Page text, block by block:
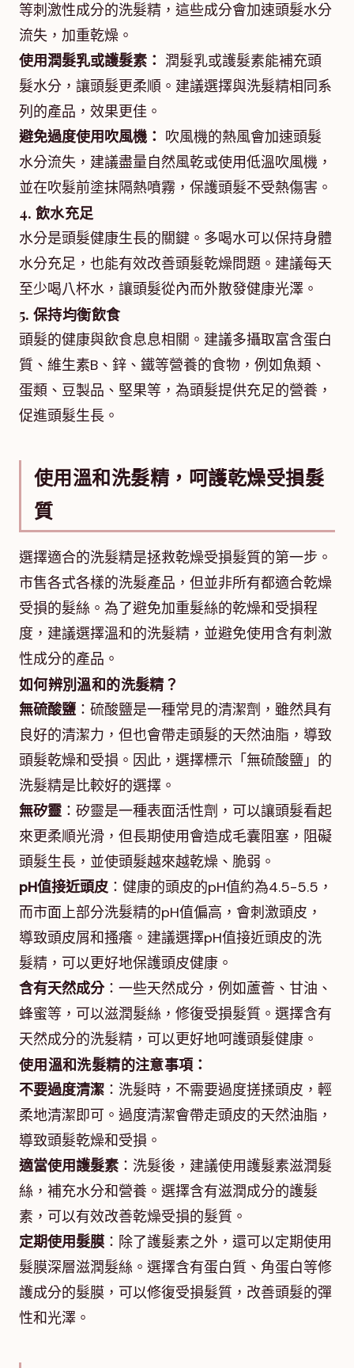
等刺激性成分的洗髮精，這些成分會加速頭髮水分
流失，加重乾燥。
使用潤髮乳或護髮素： 潤髮乳或護髮素能補充頭
髮水分，讓頭髮更柔順。建議選擇與洗髮精相同系
列的產品，效果更佳。
避免過度使用吹風機： 吹風機的熱風會加速頭髮
水分流失，建議盡量自然風乾或使用低溫吹風機，
並在吹髮前塗抹隔熱噴霧，保護頭髮不受熱傷害。
4. 飲水充足
水分是頭髮健康生長的關鍵。多喝水可以保持身體
水分充足，也能有效改善頭髮乾燥問題。建議每天
至少喝八杯水，讓頭髮從內而外散發健康光澤。
5. 保持均衡飲食
頭髮的健康與飲食息息相關。建議多攝取富含蛋白
質、維生素B、鋅、鐵等營養的食物，例如魚類、
蛋類、豆製品、堅果等，為頭髮提供充足的營養，
促進頭髮生長。
使用溫和洗髮精，呵護乾燥受損髮
質
選擇適合的洗髮精是拯救乾燥受損髮質的第一步。
市售各式各樣的洗髮產品，但並非所有都適合乾燥
受損的髮絲。為了避免加重髮絲的乾燥和受損程
度，建議選擇溫和的洗髮精，並避免使用含有刺激
性成分的產品。
如何辨別溫和的洗髮精？
無硫酸鹽 ：硫酸鹽是一種常見的清潔劑，雖然具有
良好的清潔力，但也會帶走頭髮的天然油脂，導致
頭髮乾燥和受損。因此，選擇標示「無硫酸鹽」的
洗髮精是比較好的選擇。
無矽靈 ：矽靈是一種表面活性劑，可以讓頭髮看起
來更柔順光滑，但長期使用會造成毛囊阻塞，阻礙
頭髮生長，並使頭髮越來越乾燥、脆弱。
pH值接近頭皮 ：健康的頭皮的pH值約為4.5-5.5，
而市面上部分洗髮精的pH值偏高，會刺激頭皮，
導致頭皮屑和搔癢。建議選擇pH值接近頭皮的洗
髮精，可以更好地保護頭皮健康。
含有天然成分：一些天然成分，例如蘆薈、甘油、
蜂蜜等，可以滋潤髮絲，修復受損髮質。選擇含有
天然成分的洗髮精，可以更好地呵護頭髮健康。
使用溫和洗髮精的注意事項：
不要過度清潔 ：洗髮時，不需要過度搓揉頭皮，輕
柔地清潔即可。過度清潔會帶走頭皮的天然油脂，
導致頭髮乾燥和受損。
適當使用護髮素 ：洗髮後，建議使用護髮素滋潤髮
絲，補充水分和營養。選擇含有滋潤成分的護髮
素，可以有效改善乾燥受損的髮質。
定期使用髮膜 ：除了護髮素之外，還可以定期使用
髮膜深層滋潤髮絲。選擇含有蛋白質、角蛋白等修
護成分的髮膜，可以修復受損髮質，改善頭髮的彈
性和光澤。